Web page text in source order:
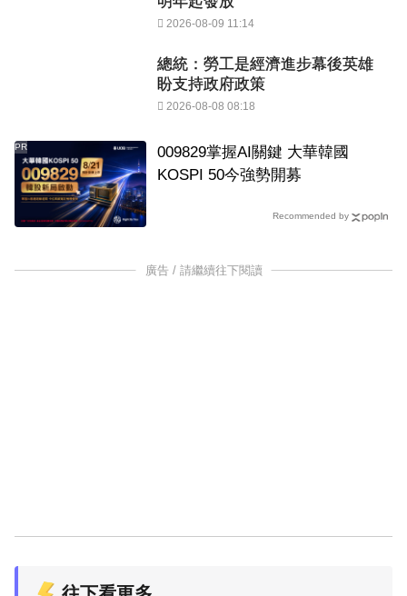
2026-08-09 11:14
總統：勞工是經濟進步幕後英雄
盼支持政府政策
2026-08-08 08:18
009829掌握AI關鍵 大華韓國
KOSPI 50今強勢開募
PR
Recommended by
廣告 / 請繼續往下閱讀